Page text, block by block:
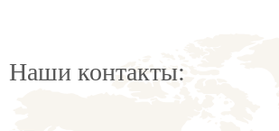
Наши контакты: